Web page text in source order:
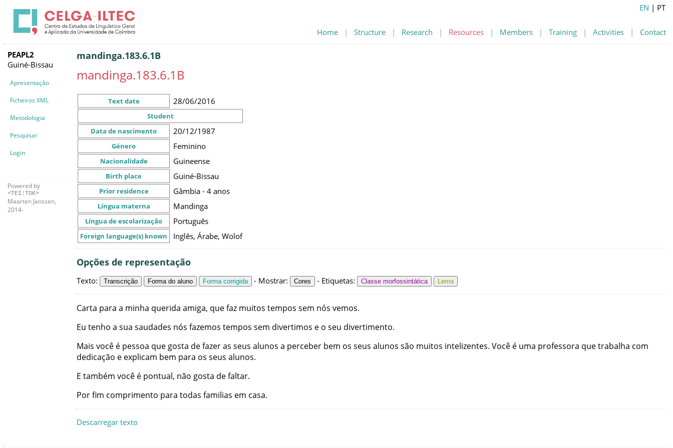
Home | Structure | Research | Resources | Members | Training | Activities | Contact
EN | PT
PEAPL2
Guiné-Bissau
Apresentação
Ficheiros XML
Metodologia
Pesquisar
Login
Powered by
<TEI:TOK>
Maarten Janssen,
2014-
mandinga.183.6.1B
mandinga.183.6.1B
Text date 28/06/2016
Student
Data de nascimento
20/12/1987
Género Feminino
Nacionalidade Guineense
Birth place Guiné-Bissau
Prior residence Gâmbia - 4 anos
Língua materna Mandinga
Língua de escolarização Português
Foreign language(s) known Inglês, Árabe, Wolof
Opções de representação
Texto: Transcrição Forma do aluno Forma corrigida - Mostrar: Cores - Etiquetas: Classe morfossintática Lema
Carta para a minha querida amiga, quefaz muitos tempos sem nós vemos.
Eu tenho a sua saudades nós fazemos tempos sem divertimos e o seu divertimento.
Mais você é pessoa que gosta defazeras seus alunos a perceber bem os seus alunos são muitos intelizentes. Você é uma professora quetrabalha com
dedicação e explicam bem para os seus alunos.
E também você é pontual, não gosta defaltar.
Porfim comprimento para todas familias em casa.
Descarregar texto